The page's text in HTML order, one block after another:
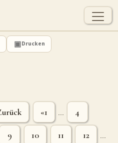
Tummoscheit Namen
Drucken
«1 4
9 10 11 12 ...